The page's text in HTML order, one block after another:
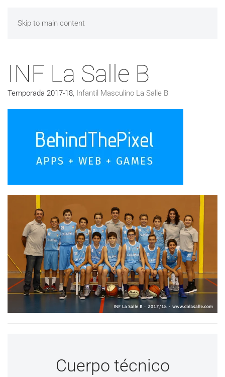
Skip to main content
INF La Salle B
Temporada 2017-18, Infantil Masculino La Salle B
Cuerpo técnico